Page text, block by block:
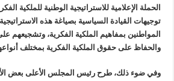
الحملة الإعلامية للاستراتيجية الوطنية للملكية
توجيهات القيادة السياسية بصياغة هذه
المواطنين بمفاهيم الملكية الفكرية، وتشجيعهم
والحفاظ على حقوق الملكية الفكرية بمختلف
وفي ضوء ذلك، طرح رئيس المجلس الأعلى بعض